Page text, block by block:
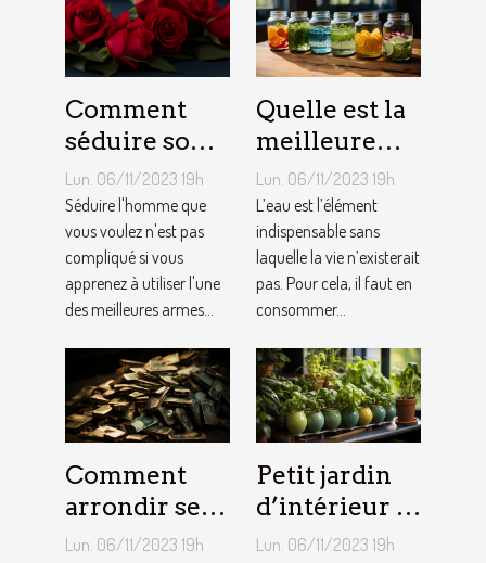
Comment
séduire son
homme ?
Lun. 06/11/2023 19h
Séduire l'homme que
vous voulez n'est pas
compliqué si vous
apprenez à utiliser l'une
des meilleures armes...
Quelle est la
meilleure
quantité
d’eau qu’il
faut au
quotidien ?
Lun. 06/11/2023 19h
L’eau est l’élément
indispensable sans
laquelle la vie n’existerait
pas. Pour cela, il faut en
consommer...
Comment
arrondir ses
fins du mois
Lun. 06/11/2023 19h
Petit jardin
d’intérieur :
comment en
Lun. 06/11/2023 19h